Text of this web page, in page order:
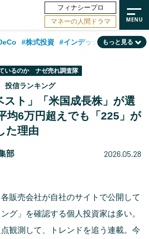
フィナシープロ
マネーの人間ドラマ
#株式投資 #インデックスファンド
#公的年金 #40代
ルビーイング #企業型DC #退職金 #50代
#金融用語解説 #話題の企業 #国内株式型
もっと見る
いるのか ナゼ売れ調査隊
信ランキング
スト」「米国成長株」が選
均6万円超えでも「225」が
た理由
部 2026.05.28
販売会社が自社のサイトで公開して
グ」を確認する個人投資家は多い。
観測して、トレンドを追う連載。今